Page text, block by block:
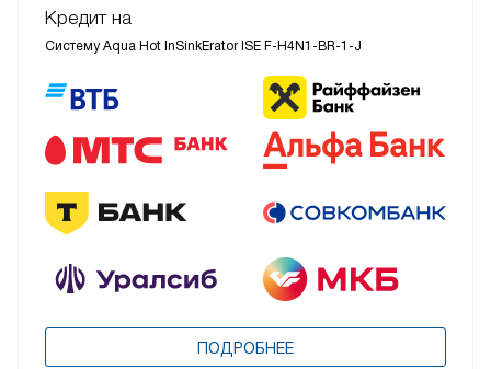
Кредит на
Систему Aqua Hot InSinkErator ISE F-H4N1-BR-1-J
ПОДРОБНЕЕ